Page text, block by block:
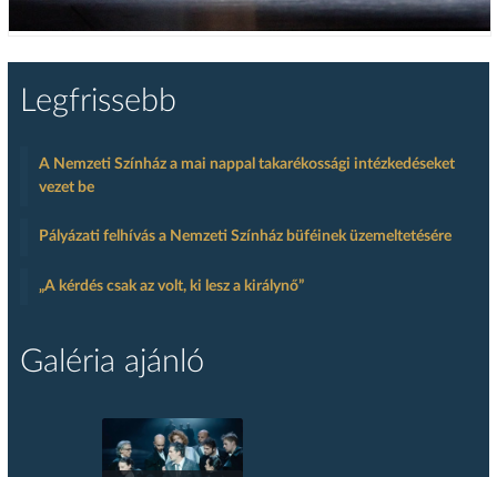
Legfrissebb
A Nemzeti Színház a mai nappal takarékossági intézkedéseket
vezet be
Pályázati felhívás a Nemzeti Színház büféinek üzemeltetésére
„A kérdés csak az volt, ki lesz a királynő”
Galéria ajánló